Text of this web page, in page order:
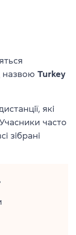
назвою Turkey
які
часто
зібрані